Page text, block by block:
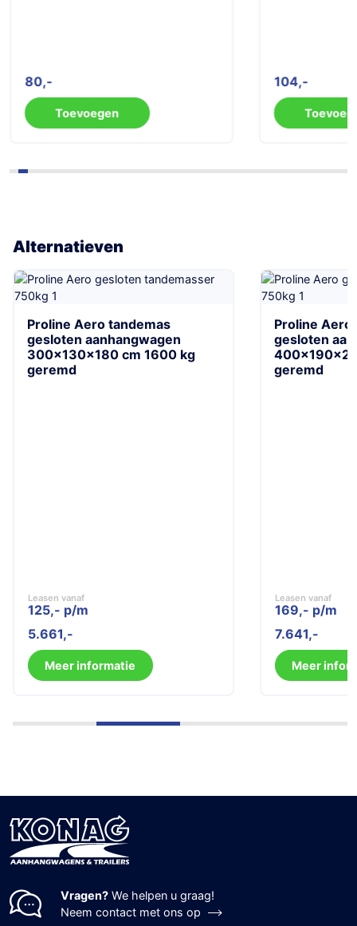
80
Toevoegen
104
Alternatieven
Proline Aero tandemas
gesloten aanhangwagen
300x130x180 cm 1600 kg
geremd
Leasen vanaf
125,- p/m
5.661
Meer informatie
Proline Aero
gesloten
geremd
Leasen vanaf
169,- p/m
7.641
Meer
Vragen? We helpen u graag!
Neem contact met ons op